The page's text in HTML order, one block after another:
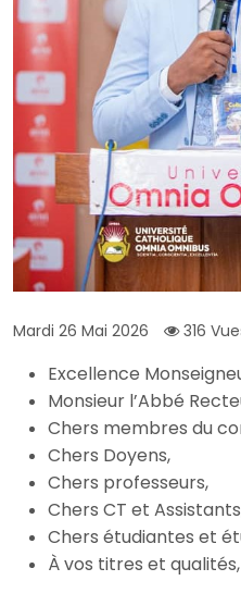
Mardi 26 Mai 2026 316
Excellence
Monsieur l’Abbé
Chers membres du
Chers Doyens,
Chers professeurs,
Chers CT et
Chers étudiantes et
À vos titres et